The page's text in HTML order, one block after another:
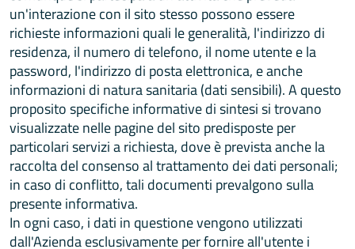
un'interazione con il sito stesso possono essere
richieste informazioni quali le generalità, l'indirizzo di
residenza, il numero di telefono, il nome utente e la
password, l'indirizzo di posta elettronica, e anche
informazioni di natura sanitaria (dati sensibili). A questo
proposito specifiche informative di sintesi si trovano
visualizzate nelle pagine del sito predisposte per
particolari servizi a richiesta, dove è prevista anche la
raccolta del consenso al trattamento dei dati personali;
in caso di conflitto, tali documenti prevalgono sulla
presente informativa.
In ogni caso, i dati in questione vengono utilizzati
dall'Azienda esclusivamente per fornire all'utente i